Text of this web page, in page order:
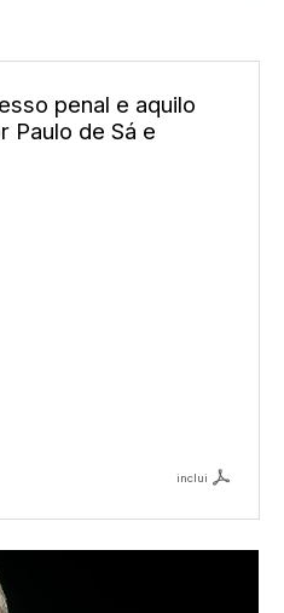
penal e aquilo
Paulo de Sá e
inclui